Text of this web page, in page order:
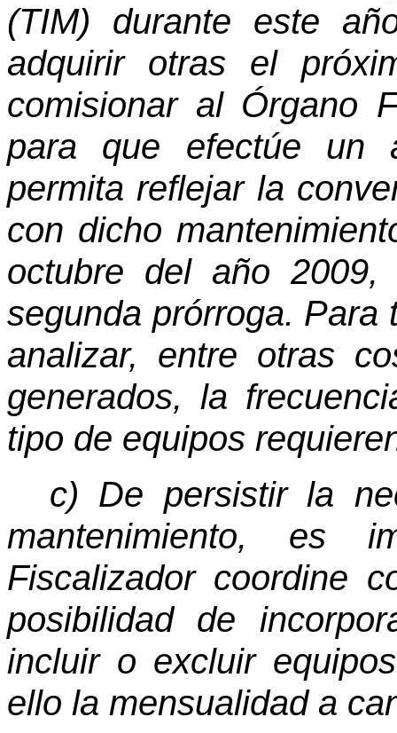
(TIM) durante este
adquirir otras el
comisionar al Órgano
para que efectúe un
permita reflejar la
con dicho
octubre del año
segunda prórroga. Para
analizar, entre otras
generados, la
tipo de equipos
c) De persistir la
mantenimiento, es
Fiscalizador coordine
posibilidad de
incluir o excluir
ello la mensualidad a